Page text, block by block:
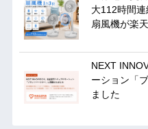
大112時間
扇風機が楽天
NEXT
ーション「
ました